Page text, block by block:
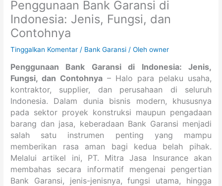
Penggunaan Bank Garansi di
Indonesia: Jenis, Fungsi, dan
Contohnya
Tinggalkan Komentar / Bank Garansi / Olehowner
Penggunaan Bank Garansi di Indonesia: Jenis,
Fungsi, dan Contohnya – Halo para pelaku usaha,
kontraktor, supplier, dan perusahaan di seluruh
Indonesia. Dalam dunia bisnis modern, khususnya
pada sektor proyek konstruksi maupun pengadaan
barang dan jasa, keberadaan Bank Garansi menjadi
salah satu instrumen penting yang mampu
memberikan rasa aman bagi kedua belah pihak.
Melalui artikel ini, PT. Mitra Jasa Insurance akan
membahas secara informatif mengenai pengertian
Bank Garansi, jenis-jenisnya, fungsi utama, hingga